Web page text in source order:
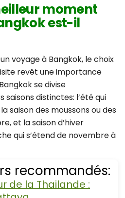
moment
est-il
voyage à Bangkok, le choix
revêt une importance
se divise
distinctes: l’été qui
saison des moussons ou des
et la saison d’hiver
qui s’étend de novembre à
recommandés:
de la Thailande :